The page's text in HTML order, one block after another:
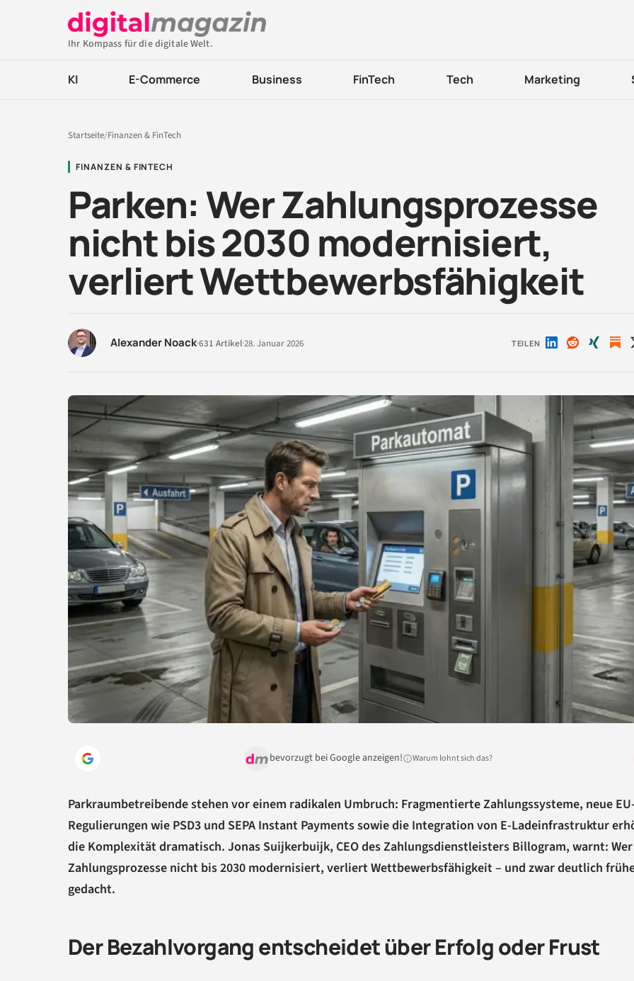
Ihr Kompass für die digitale Welt.
KI E-Commerce Business FinTech Tech Marketing
Startseite/Finanzen & FinTech
FINANZEN & FINTECH
Parken: Wer Zahlungsprozesse
nicht bis 2030 modernisiert,
verliert Wettbewerbsfähigkeit
Alexander Noack·631 Artikel·28. Januar 2026 TEILEN Auf Auf Auf
bevorzugt bei Google anzeigen! Warum lohnt sich das?
Parkraumbetreibende stehen vor einem radikalen Umbruch: Fragmentierte Zahlungssysteme, neue EU-
Regulierungen wie PSD3 und SEPA Instant Payments sowie die Integration von E-Ladeinfrastruktur
die Komplexität dramatisch. Jonas Suijkerbuijk, CEO des Zahlungsdienstleisters Billogram, warnt: Wer
Zahlungsprozesse nicht bis 2030 modernisiert, verliert Wettbewerbsfähigkeit – und zwar deutlich
gedacht.
Der Bezahlvorgang entscheidet über Erfolg oder Frust